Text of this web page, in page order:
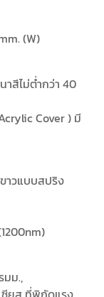
(W)
สีไม่ต่ำกว่า 40
Cover ) มี
าวแบบสปริง
มม.,